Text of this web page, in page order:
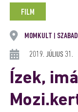
FILM
MOMKULT
2019. JÚLIUS 31.
Ízek,